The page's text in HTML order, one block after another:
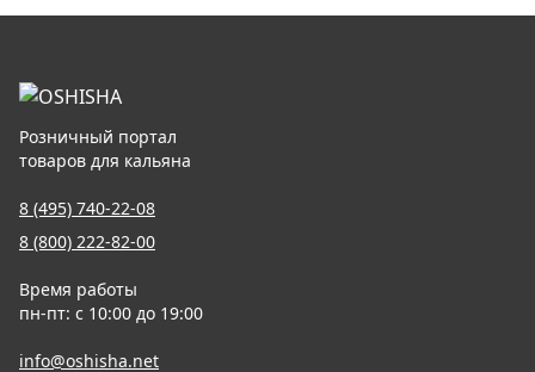
Розничный портал
товаров для кальяна
8 (495) 740-22-08
8 (800) 222-82-00
Время работы
пн-пт: с 10:00 до 19:00
info@oshisha.net